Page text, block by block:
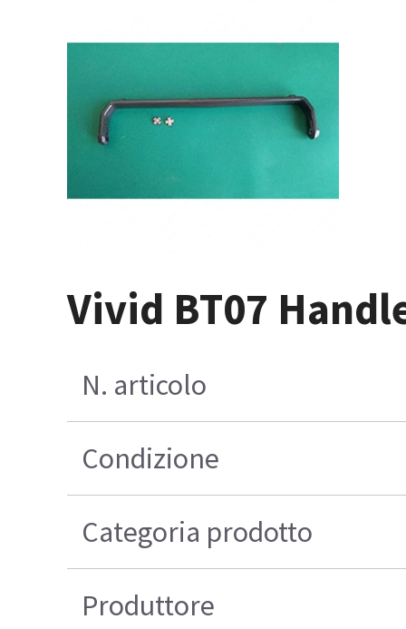
Vivid BT07
N. articolo
Condizione
Categoria prodotto
Produttore